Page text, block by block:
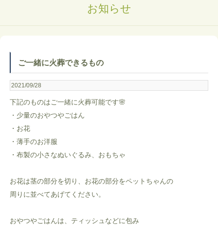
お知らせ
ご一緒に火葬できるもの
2021/09/28
下記のものはご一緒に火葬可能です🌸
・少量のおやつやごはん
・お花
・薄手のお洋服
・布製の小さなぬいぐるみ、おもちゃ
お花は茎の部分を切り、お花の部分をペットちゃんの
周りに並べてあげてください。
おやつやごはんは、ティッシュなどに包み